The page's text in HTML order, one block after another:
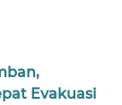
Evakuasi